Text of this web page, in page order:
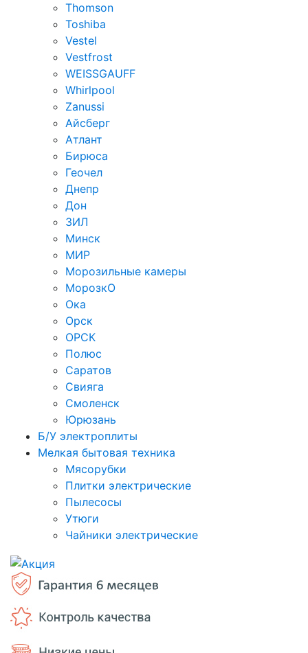
Thomson
Toshiba
Vestel
Vestfrost
WEISSGAUFF
Whirlpool
Zanussi
Айсберг
Атлант
Бирюса
Геочел
Днепр
Дон
ЗИЛ
Минск
МИР
Морозильные камеры
МорозкО
Ока
Орск
ОРСК
Полюс
Саратов
Свияга
Смоленск
Юрюзань
Б/У электроплиты
Мелкая бытовая техника
Мясорубки
Плитки электрические
Пылесосы
Утюги
Чайники электрические